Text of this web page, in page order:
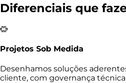
Diferenciais que
Projetos Sob Medida
Desenhamos soluções
cliente, com governança técnica